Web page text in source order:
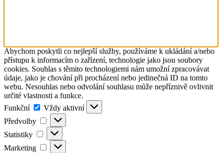
Abychom poskytli co nejlepší služby, používáme k ukládání a/nebo
přístupu k informacím o zařízení, technologie jako jsou soubory
cookies. Souhlas s těmito technologiemi nám umožní zpracovávat
údaje, jako je chování při procházení nebo jedinečná ID na tomto
webu. Nesouhlas nebo odvolání souhlasu může nepříznivě ovlivnit
určité vlastnosti a funkce.
Funkční
Funkční
Vždy aktivní
Předvolby
Předvolby
Statistiky Statistiky
Marketing Marketing